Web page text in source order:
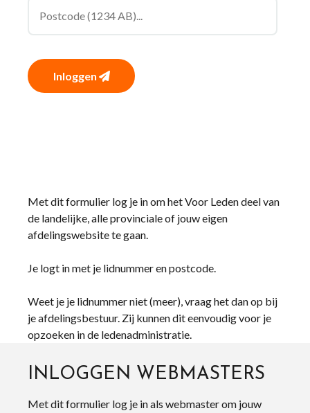
Inloggen
Met dit formulier log je in om het Voor Leden deel van
de landelijke, alle provinciale of jouw eigen
afdelingswebsite te gaan.
Je logt in met je lidnummer en postcode.
Weet je je lidnummer niet (meer), vraag het dan op bij
je afdelingsbestuur. Zij kunnen dit eenvoudig voor je
opzoeken in de ledenadministratie.
INLOGGEN WEBMASTERS
Met dit formulier log je in als webmaster om jouw